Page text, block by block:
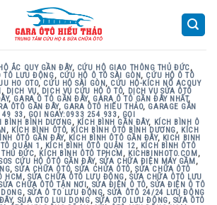
ẮC QUY GẦN ĐÂY, CỨU HỘ GIAO THÔNG THỦ ĐỨC,
TÔ LƯU ĐỘNG, CỨU HỘ Ô TÔ SÀI GÒN, CỨU HỘ Ô TÔ
HO OTO, CỨU HỘ SÀI GÒN, CỨU HỘ-KÍCH NỔ ACQUY
, DỊCH VỤ, DỊCH VỤ CỨU HỘ Ô TÔ, DỊCH VỤ SỬA ÔTÔ
, GARA Ô TÔ GẦN ĐÂY, GARA Ô TÔ GẦN ĐÂY NHẤT,
ÔTÔ GẦN ĐÂY, GARA ÔTÔ HIẾU THẢO, GARAGE GẦN
49 33, GỌI NGAY:0933 254 933, GỌI
BÌNH BÌNH DƯƠNG, KÍCH BÌNH GẦN ĐÂY, KÍCH BÌNH Ô
, KÍCH BÌNH ÔTÔ, KÍCH BÌNH ÔTÔ BÌNH DƯƠNG, KÍCH
ÔTÔ GẦN ĐÂY, KÍCH BÌNH ÔTÔ GẦN ĐÂY, KICH BINH
QUẬN 1 , KÍCH BÌNH ÔTÔ QUẬN 12, KÍCH BÌNH ÔTÔ
THỦ ĐỨC, KÍCH BÌNH ÔTÔ TPHCM, KICHBINHOTO.COM,
CỨU HỘ ÔTÔ GẦN ĐÂY, SỬA CHỮA ĐIỆN MÁY GẦM,
,SỬA CHỮA ÔTÔ,SỬA CHỬA ÔTÔ,SỬA CHỮA ÔTÔ
HCM,SỬA CHỮA ÔTÔ LƯU ĐỘNG,SỬA CHỮA ÔTÔ LƯU
CHỮA ÔTÔ TẬN NƠI, SỬA ĐIỆN Ô TÔ, SỬA ĐIỆN Ô TÔ
, SỬA Ô TO LƯU ĐỘNG,SỬA ÔTÔ 24/24 LƯU ĐỘNG
, SUA OTO LUU DONG, SỬA OTO LƯU ĐỘNG, SỬA ÔTÔ